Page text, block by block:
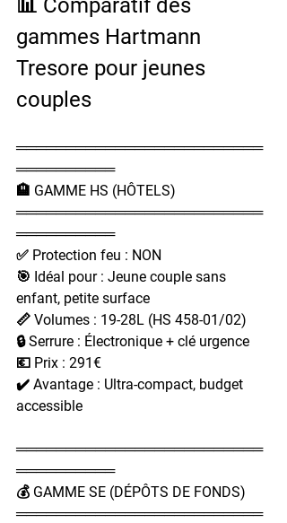
gammes Hartmann
Tresore pour jeunes
couples
═════════════════════════
══════════
🏨 GAMME HS (HÔTELS)
═════════════════════════
══════════
✅ Protection feu : NON
🎯 Idéal pour : Jeune couple sans
enfant, petite surface
📏 Volumes : 19-28L (HS 458-01/02)
🔒 Serrure : Électronique + clé urgence
💶 Prix : 291€
✔️ Avantage : Ultra-compact, budget
accessible
═════════════════════════
══════════
💰 GAMME SE (DÉPÔTS DE FONDS)
═════════════════════════